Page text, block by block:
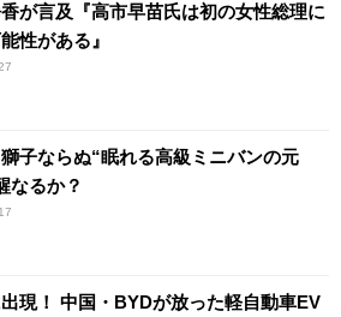
が言及『高市早苗氏は初の女性総理に
性がある』
子ならぬ“眠れる高級ミニバンの元
なるか？
現！ 中国・BYDが放った軽自動車EV